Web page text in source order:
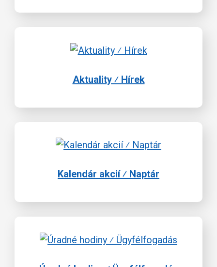
Aktuality ⁄ Hírek
Kalendár akcií ⁄ Naptár